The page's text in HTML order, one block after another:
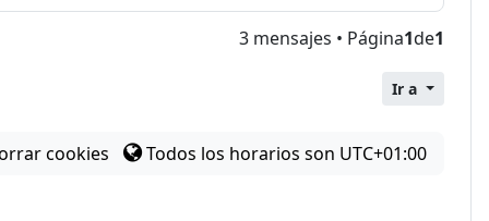
3 mensajes • Página1de1
Ir a
cookies Todos los horarios son UTC+01:00